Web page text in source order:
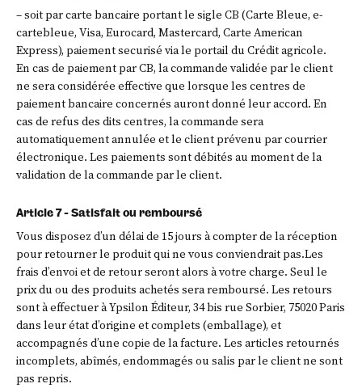
– soit par carte bancaire portant le sigle CB (Carte Bleue, e-
cartebleue, Visa, Eurocard, Mastercard, Carte American
Express), paiement securisé via le portail du Crédit agricole.
En cas de paiement par CB, la commande validée par le client
ne sera considérée effective que lorsque les centres de
paiement bancaire concernés auront donné leur accord. En
cas de refus des dits centres, la commande sera
automatiquement annulée et le client prévenu par courrier
électronique. Les paiements sont débités au moment de la
validation de la commande par le client.
Article 7 - Satisfait ou remboursé
Vous disposez d’un délai de 15 jours à compter de la réception
pour retourner le produit qui ne vous conviendrait pas.Les
frais d’envoi et de retour seront alors à votre charge. Seul le
prix du ou des produits achetés sera remboursé. Les retours
sont à effectuer à Ypsilon Éditeur, 34 bis rue Sorbier, 75020 Paris
dans leur état d’origine et complets (emballage), et
accompagnés d’une copie de la facture. Les articles retournés
incomplets, abîmés, endommagés ou salis par le client ne sont
pas repris.